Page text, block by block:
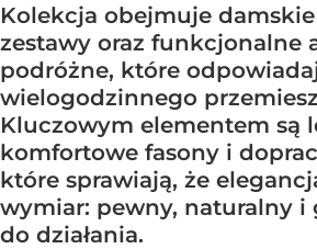
Kolekcja obejmuje
zestawy oraz funkcjonalne
podróżne, które
wielogodzinnego
Kluczowym elementem są
komfortowe fasony i
które sprawiają, że
wymiar: pewny, naturalny i
do działania.